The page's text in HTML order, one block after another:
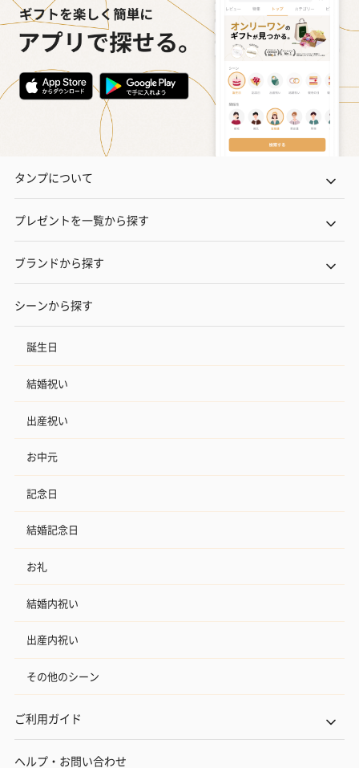
タンプについて
プレゼントを一覧から探す
ブランドから探す
シーンから探す
誕生日
結婚祝い
出産祝い
お中元
記念日
結婚記念日
お礼
結婚内祝い
出産内祝い
その他のシーン
ご利用ガイド
ヘルプ・お問い合わせ